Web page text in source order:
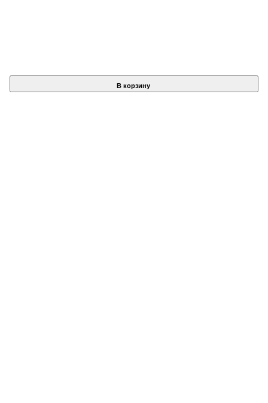
В корзину